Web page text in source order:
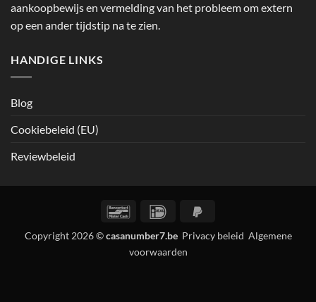
aankoopbewijs en vermelding van het probleem om extern
op een ander tijdstip na te zien.
HANDIGE LINKS
Blog
Cookiebeleid (EU)
Reviewbeleid
BancontactIDeal
Copyright 2026 ©casanumber7.be Privacy beleid Algemene
voorwaarden